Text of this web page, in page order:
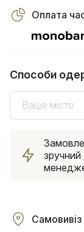
Оплата
Способи
Ваше місто
зручний
Самовивіз